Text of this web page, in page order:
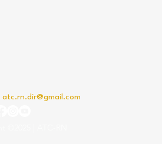
atc.rn.dir@gmail.com